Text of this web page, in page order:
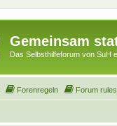
Gemeinsam
Das Selbsthilfeforum von SuH
Forenregeln Forum rules